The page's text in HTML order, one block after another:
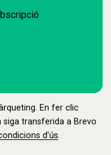
En fer clic
transferida a Brevo
d’ús.